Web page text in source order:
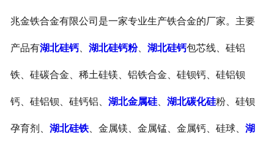
兆金铁合金有限公司是一家专业生产铁合金的厂家。主要
产品有湖北硅钙、 湖北硅钙粉、 湖北硅钙包芯线、硅铝
铁、硅碳合金、稀土硅镁、铝铁合金、硅钡钙、硅铝钡
钙、硅铝钡、硅钙铝、 湖北金属硅、 湖北碳化硅粉、硅钡
孕育剂、 湖北硅铁、金属镁、金属锰、金属钙、硅球、 湖